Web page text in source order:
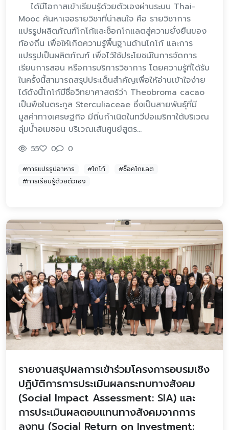
ได้มีโอกาสเข้าเรียนรู้ด้วยตัวเองผ่านระบบ Thai-
Mooc ค้นหาเจอรายวิชาที่น่าสนใจ คือ รายวิชาการ
แปรรูปผลิตภัณฑ์โกโก้และช็อกโกแลตสู่ความยั่งยืนของ
ท้องถิ่น เพื่อให้เกิดความรู้พื้นฐานด้านโกโก้ และการ
แปรรูปเป็นผลิตภัณฑ์ เพื่อไว้ใช้ประโยชน์ในการจัดการ
เรียนการสอน หรือการบริการวิชาการ โดยความรู้ที่ได้รับ
ในครั้งนี้สามารถสรุปประเด็นสำคัญเพื่อให้อ่านเข้าใจง่าย
ได้ดังนี้โกโก้มีชื่อวิทยาศาสตร์ว่า Theobroma cacao
เป็นพืชในตระกูล Sterculiaceae ซึ่งเป็นสายพันธุ์ที่มี
มูลค่าทางเศรษฐกิจ มีถิ่นกำเนิดในทวีปอเมริกาใต้บริเวณ
ลุ่มน้ำอเมซอน บริเวณเส้นศูนย์สูตร…
55 0 0
#การแปรรูปอาหาร #โกโก้
#ช็อคโกแลต
#การเรียนรู้ด้วยตัวเอง
รายงานสรุปผลการเข้าร่วมโครงการอบรมเชิง
ปฏิบัติการการประเมินผลกระทบทางสังคม
(Social Impact Assessment: SIA) และ
การประเมินผลตอบแทนทางสังคมจากการ
ลงทุน (Social Return on Investment: